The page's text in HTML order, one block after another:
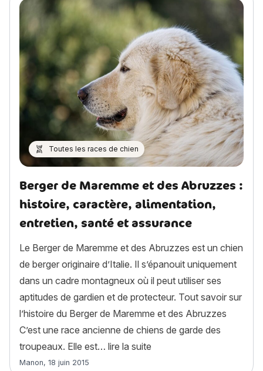
Toutes les races de chien
Berger de Maremme et des Abruzzes :
histoire, caractère, alimentation,
entretien, santé et assurance
Le Berger de Maremme et des Abruzzes est un chien
de berger originaire d’Italie. Il s’épanouit uniquement
dans un cadre montagneux où il peut utiliser ses
aptitudes de gardien et de protecteur. Tout savoir sur
l’histoire du Berger de Maremme et des Abruzzes
C’est une race ancienne de chiens de garde des
troupeaux. Elle est… lire la suite
Article rédigé par
Manon, 18 juin 2015